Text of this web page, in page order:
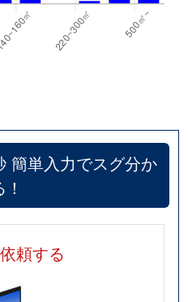
簡単入力でスグ分か
頼する